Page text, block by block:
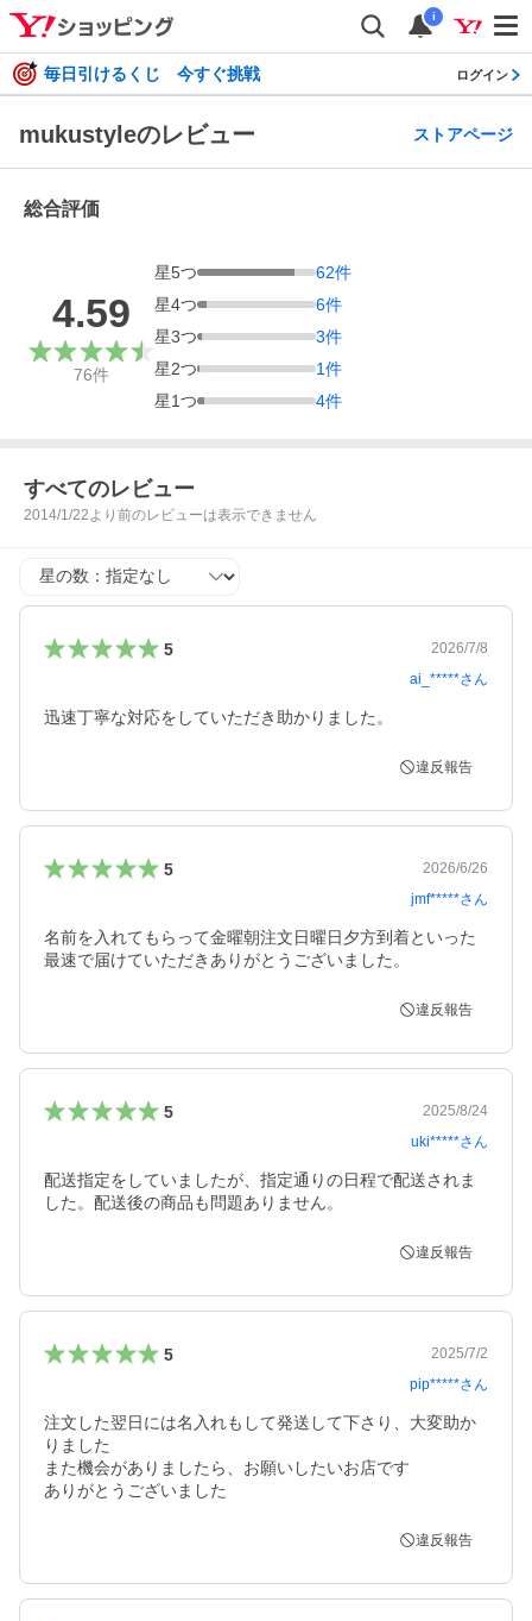
i
毎日引けるくじ 今すぐ挑戦 ログイン
mukustyleのレビュー ストアページ
総合評価
4.59
76件
星5つ 62件
星4つ 6件
星3つ 3件
星2つ 1件
星1つ 4件
すべてのレビュー
2014/1/22より前のレビューは表示できません
星の数
5
2026/7/8
ai_*****さん
迅速丁寧な対応をしていただき助かりました。
違反報告
5
2026/6/26
jmf*****さん
名前を入れてもらって金曜朝注文日曜日夕方到着といった
最速で届けていただきありがとうございました。
違反報告
5
2025/8/24
uki*****さん
配送指定をしていましたが、指定通りの日程で配送されま
した。配送後の商品も問題ありません。
違反報告
5
2025/7/2
pip*****さん
注文した翌日には名入れもして発送して下さり、大変助か
りました
また機会がありましたら、お願いしたいお店です
ありがとうございました
違反報告